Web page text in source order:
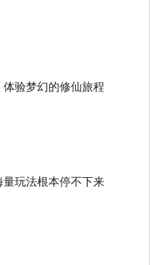
验梦幻的修仙旅程
玩法根本停不下来